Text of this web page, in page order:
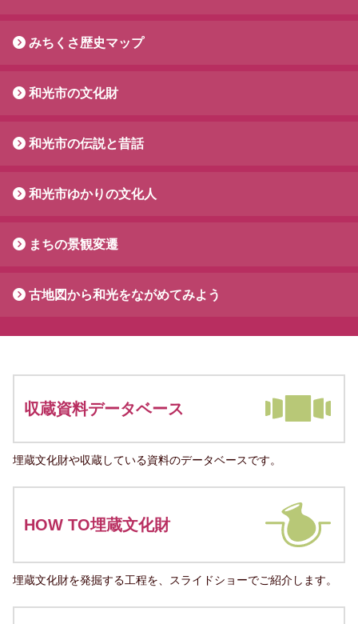
みちくさ歴史マップ
和光市の文化財
和光市の伝説と昔話
和光市ゆかりの文化人
まちの景観変遷
古地図から和光をながめてみよう
収蔵資料データベース
埋蔵文化財や収蔵している資料のデータベースです。
HOW TO埋蔵文化財
埋蔵文化財を発掘する工程を、スライドショーでご紹介します。